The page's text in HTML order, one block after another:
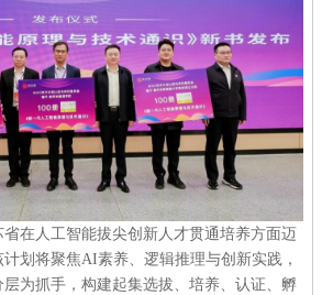
在人工智能拔尖创新人才贯通培养方面迈
划将聚焦AI素养、逻辑推理与创新实践，
为抓手，构建起集选拔、培养、认证、孵